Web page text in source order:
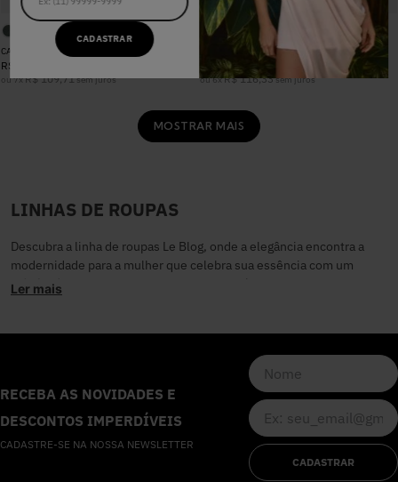
CADASTRAR
CALÇA MAIARA JEANS
R$
ou7xR$ 109,71sem juros
BERMUDA PATY PASTEL PINK
698
ou6xR$ 116,33sem juros
MOSTRAR MAIS
LINHAS DE ROUPAS
Descubra a linha de roupas Le Blog, onde a elegância encontra a
modernidade para a mulher que celebra sua essência com um
mindstyle
Benefícios e usos da linha de roupas Le Blog
A linha de roupas Le Blog é mais do que vestuário, é uma
ferramenta de autoexpressão e confiança para a mulher
contemporânea. Nossas criações são pensadas para acompanhar
Ler mais
RECEBA AS NOVIDADES E
DESCONTOS IMPERDÍVEIS
CADASTRE-SE NA NOSSA NEWSLETTER
CADASTRAR